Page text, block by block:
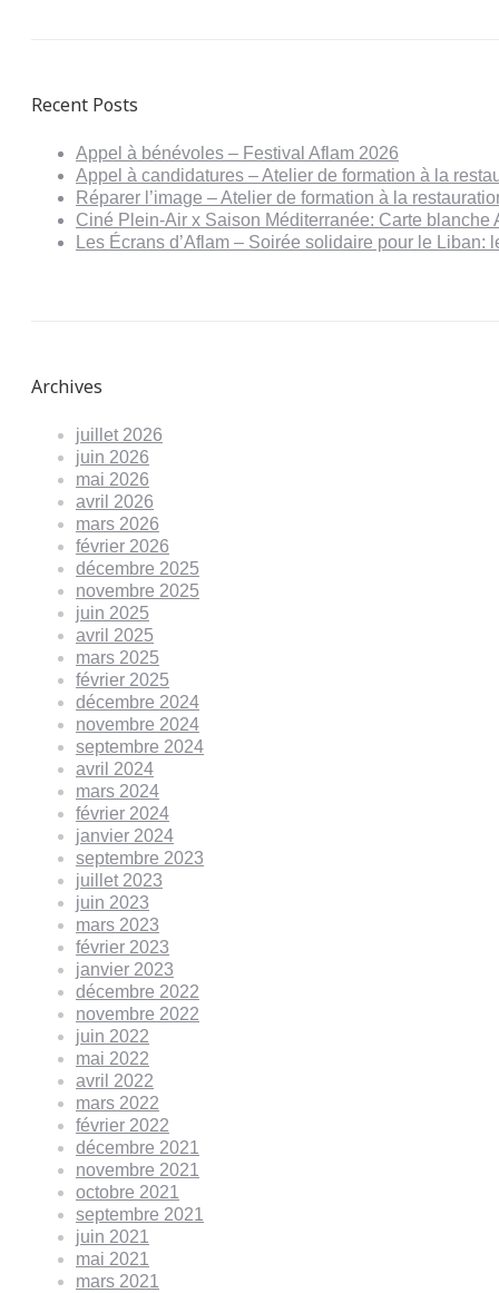
Recent Posts
Appel à bénévoles – Festival Aflam 2026
Appel à candidatures – Atelier de formation à la
Réparer l’image – Atelier de formation à la
Ciné Plein-Air x Saison Méditerranée: Carte blanche
Les Écrans d’Aflam – Soirée solidaire pour le
Archives
juillet 2026
juin 2026
mai 2026
avril 2026
mars 2026
février 2026
décembre 2025
novembre 2025
juin 2025
avril 2025
mars 2025
février 2025
décembre 2024
novembre 2024
septembre 2024
avril 2024
mars 2024
février 2024
janvier 2024
septembre 2023
juillet 2023
juin 2023
mars 2023
février 2023
janvier 2023
décembre 2022
novembre 2022
juin 2022
mai 2022
avril 2022
mars 2022
février 2022
décembre 2021
novembre 2021
octobre 2021
septembre 2021
juin 2021
mai 2021
mars 2021